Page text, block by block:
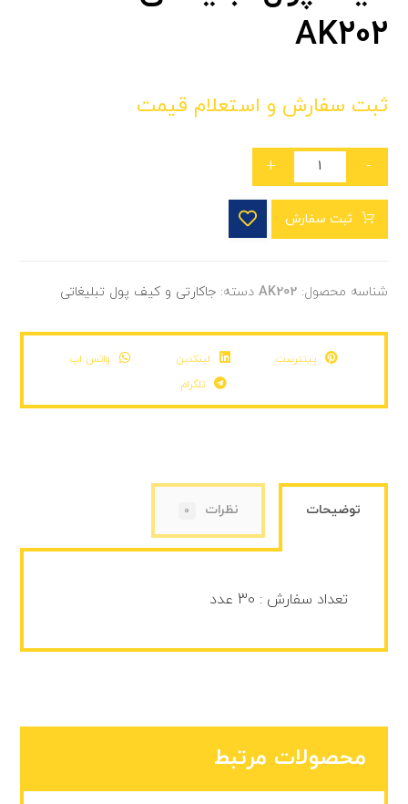
AK202
ثبت سفارش و استعلام قیمت
-
+
ثبت سفارش
شناسه محصول:AK202 دسته:جاکارتی و کیف پول تبلیغاتی
پینترست لینکدین
واتس اپ
تلگرام
توضیحات نظرات 0
تعداد سفارش : 30 عدد
محصولات مرتبط